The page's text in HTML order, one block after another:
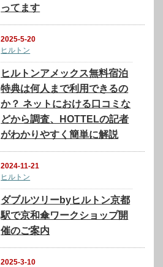
ってます
2025-5-20
ヒルトン
ヒルトンアメックス無料宿泊
特典は何人まで利用できるの
か？ ネットにおける口コミな
どから調査、HOTTELの記者
がわかりやすく簡単に解説
2024-11-21
ヒルトン
ダブルツリーbyヒルトン京都
駅で京和傘ワークショップ開
催のご案内
2025-3-10